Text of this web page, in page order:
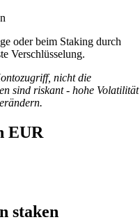
oder beim Staking durch
Verschlüsselung.
nicht die
sind riskant - hohe Volatilität
EUR
staken